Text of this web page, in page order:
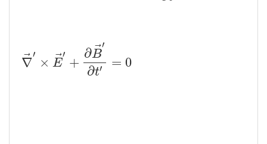
∇⃗′
× E⃗
′
+
∂B⃗′
∂t′ = 0
∇ →′× E→ ′+∂ B→′∂ t′= 0